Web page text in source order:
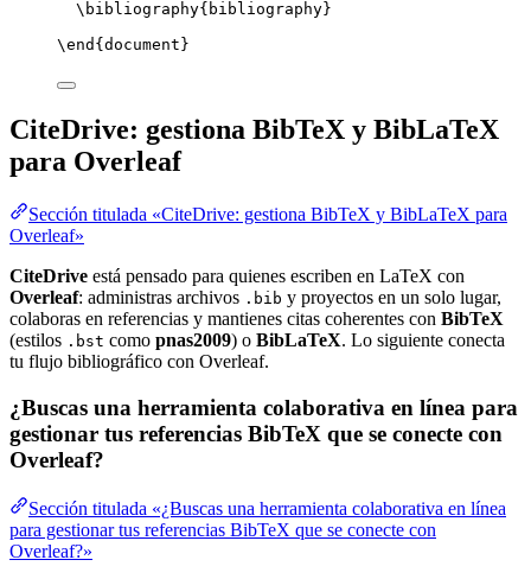
\bibliography{bibliography}
\end { document }
CiteDrive: gestiona BibTeX y BibLaTeX
para Overleaf
Sección titulada «CiteDrive: gestiona BibTeX y BibLaTeX para
Overleaf»
CiteDrive está pensado para quienes escriben en LaTeX con
Overleaf: administras archivos .bib y proyectos en un solo lugar,
colaboras en referencias y mantienes citas coherentes con BibTeX
(estilos .bst como pnas2009) o BibLaTeX. Lo siguiente conecta
tu flujo bibliográfico con Overleaf.
¿Buscas una herramienta colaborativa en línea para
gestionar tus referencias BibTeX que se conecte con
Overleaf?
Sección titulada «¿Buscas una herramienta colaborativa en línea
para gestionar tus referencias BibTeX que se conecte con
Overleaf?»